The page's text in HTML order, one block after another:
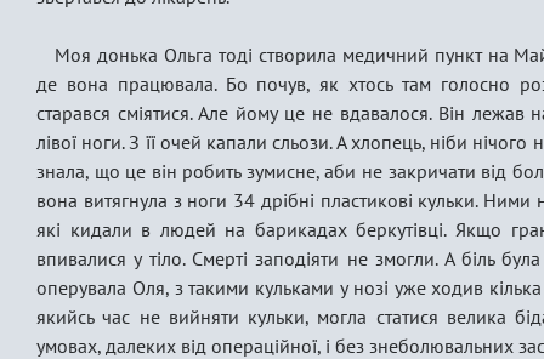
Моя донька Ольга тоді створила медичний пункт на
де вона працювала. Бо почув, як хтось там голосно
старався сміятися. Але йому це не вдавалося. Він лежав
лівої ноги. З її очей капали сльози. А хлопець, ніби
знала, що це він робить зумисне, аби не закричати від
вона витягнула з ноги 34 дрібні пластикові кульки.
які кидали в людей на барикадах беркутівці. Якщо
впивалися у тіло. Смерті заподіяти не змогли. А біль
оперувала Оля, з такими кульками у нозі уже ходив
якийсь час не вийняти кульки, могла статися велика
умовах, далеких від операційної, і без знеболювальних